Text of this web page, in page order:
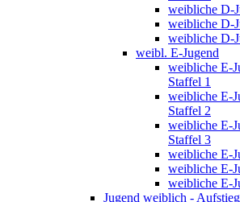
weibliche D-
weibliche D-
weibliche D-
weibl. E-Jugend
weibliche E-
Staffel 1
weibliche E-
Staffel 2
weibliche E-
Staffel 3
weibliche E-
weibliche E-
weibliche E-
Jugend weiblich -